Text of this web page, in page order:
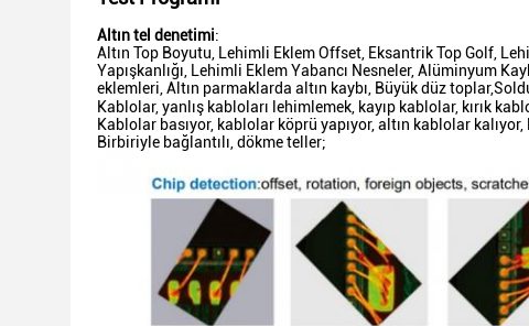
Altın tel denetimi:
Altın Top Boyutu, Lehimli Eklem Offset, Eksantrik Top Golf,
Yapışkanlığı, Lehimli Eklem Yabancı Nesneler, Alüminyum
eklemleri, Altın parmaklarda altın kaybı, Büyük düz
Kablolar, yanlış kabloları lehimlemek, kayıp kablolar, kırık
Kablolar basıyor, kablolar köprü yapıyor, altın kablolar
Birbiriyle bağlantılı, dökme teller;